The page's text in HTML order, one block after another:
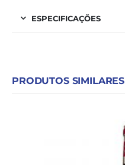
ESPECIFICAÇÕES
PRODUTOS SIMILARES